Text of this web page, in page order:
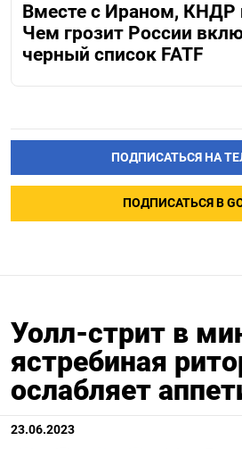
Вместе с Ираном,
Чем грозит России
черный список FATF
ПОДПИСАТЬСЯ НА
ПОДПИСАТЬСЯ В
Уолл-стрит в
ястребиная
ослабляет
23.06.2023